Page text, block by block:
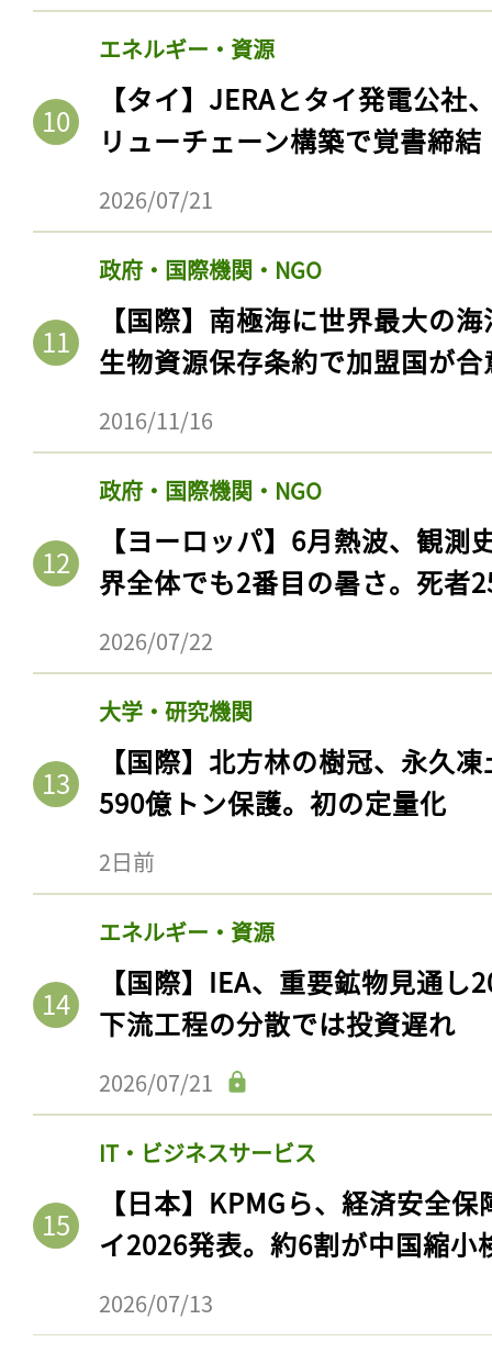
エネルギー・資源
【タイ】JERAとタイ発電公社
リューチェーン構築で覚書締結
2026/07/21
政府・国際機関・NGO
【国際】南極海に世界最大の
生物資源保存条約で加盟国が合
2016/11/16
政府・国際機関・NGO
【ヨーロッパ】6月熱波、観
界全体でも2番目の暑さ。死者
2026/07/22
大学・研究機関
【国際】北方林の樹冠、永久
590億トン保護。初の定量化
2日前
エネルギー・資源
【国際】IEA、重要鉱物見通
下流工程の分散では投資遅れ
2026/07/21
IT・ビジネスサービス
【日本】KPMGら、経済安全
イ2026発表。約6割が中国縮小
2026/07/13
記事をお気に入りに